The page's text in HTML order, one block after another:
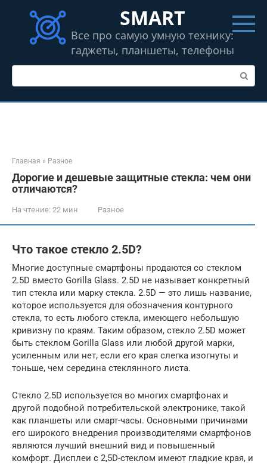
контенту
SMART
Все про самую умную технику:
гаджеты, планшеты, телефоны
Поиск:
Главная » Разное
Дорогие и дешевые защитные стекла: чем они
отличаются?
На чтение: 22 мин Разное
Что такое стекло 2.5D?
Многие доступные смартфоны продаются со стеклом
2.5D вместо Gorilla Glass. 2.5D не называет конкретный
тип стекла или марку стекла. 2.5D — это лишь название,
которое используется для обозначения контурного
стекла, то есть любого стекла, имеющего небольшую
кривизну по краям. Таким образом, стекло 2.5D может
быть стеклом Gorilla Glass или любой другой марки,
усиленным или нет, если его края слегка изогнуты и
тоньше, чем середина стеклянного листа.
Стекло 2.5D используется во многих смартфонах и
другой подобной потребительской электронике, такой
как планшеты или смарт-часы. Основными причинами
его широкого внедрения производителями смартфонов
являются лучший внешний вид и повышенный
комфорт. Дисплеи с 2,5D-стеклом имеют гладкие края, и